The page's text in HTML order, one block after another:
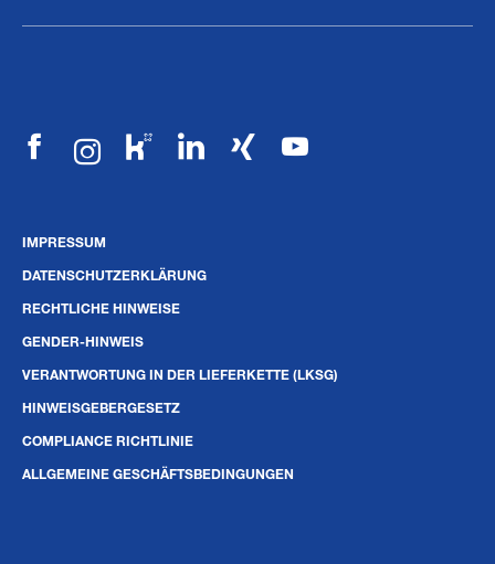
IMPRESSUM
DATENSCHUTZERKLÄRUNG
RECHTLICHE HINWEISE
GENDER-HINWEIS
VERANTWORTUNG IN DER LIEFERKETTE (LKSG)
HINWEISGEBERGESETZ
COMPLIANCE RICHTLINIE
ALLGEMEINE GESCHÄFTSBEDINGUNGEN